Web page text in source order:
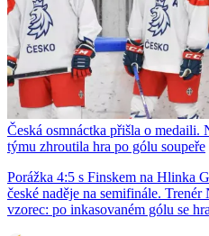
Česká osmnáctka přišla o medaili.
týmu zhroutila hra po gólu soupeře
Porážka 4:5 s Finskem na Hlinka
české naděje na semifinále.
vzorec: po inkasovaném gólu se